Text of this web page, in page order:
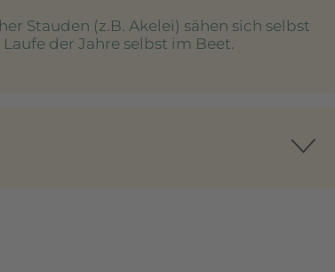
Stauden (z.B. Akelei) sähen sich selbst
der Jahre selbst im Beet.